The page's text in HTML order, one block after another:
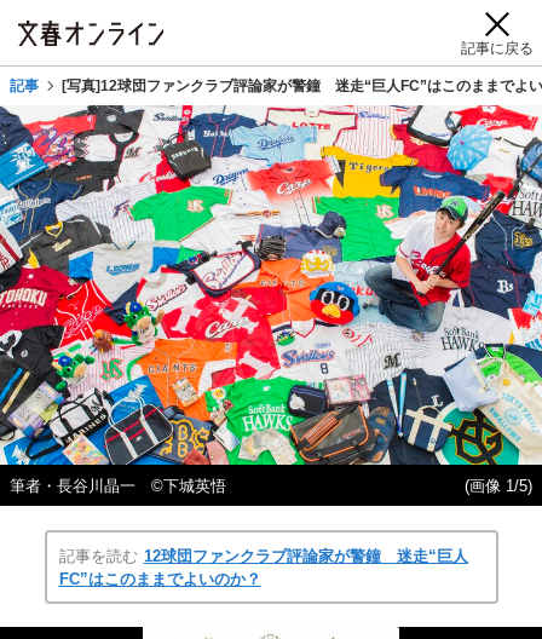
記事に戻る
記事 [写真]12球団ファンクラブ評論家が警鐘 迷走“巨人FC”はこのままでよ
筆者・長谷川晶一 ©下城英悟 (画像 1/5)
記事を読む 12球団ファンクラブ評論家が警鐘 迷走“巨人
FC”はこのままでよいのか？